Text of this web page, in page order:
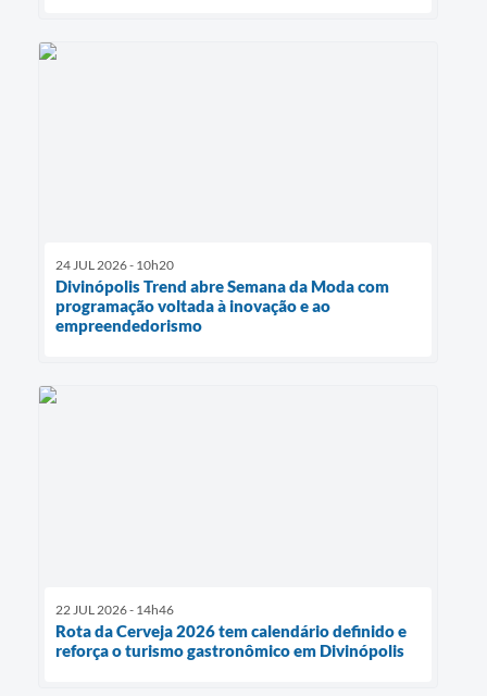
24 JUL 2026 - 10h20
Divinópolis Trend abre Semana da Moda com
programação voltada à inovação e ao
empreendedorismo
22 JUL 2026 - 14h46
Rota da Cerveja 2026 tem calendário definido e
reforça o turismo gastronômico em Divinópolis